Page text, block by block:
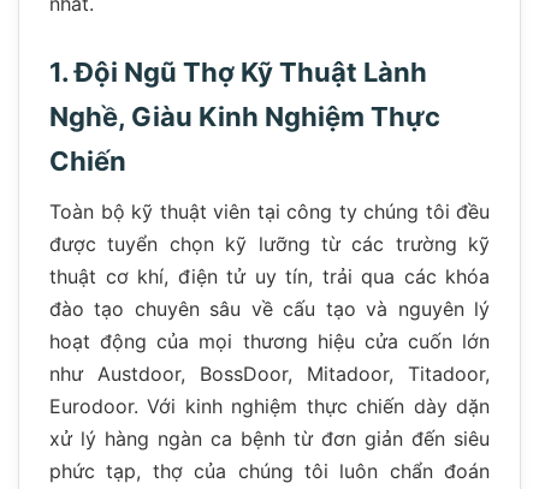
1. Đội Ngũ Thợ Kỹ Thuật Lành
Nghề, Giàu Kinh Nghiệm Thực
Chiến
Toàn bộ kỹ thuật viên tại công ty chúng tôi đều
được tuyển chọn kỹ lưỡng từ các trường kỹ
thuật cơ khí, điện tử uy tín, trải qua các khóa
đào tạo chuyên sâu về cấu tạo và nguyên lý
hoạt động của mọi thương hiệu cửa cuốn lớn
như Austdoor, BossDoor, Mitadoor, Titadoor,
Eurodoor. Với kinh nghiệm thực chiến dày dặn
xử lý hàng ngàn ca bệnh từ đơn giản đến siêu
phức tạp, thợ của chúng tôi luôn chẩn đoán